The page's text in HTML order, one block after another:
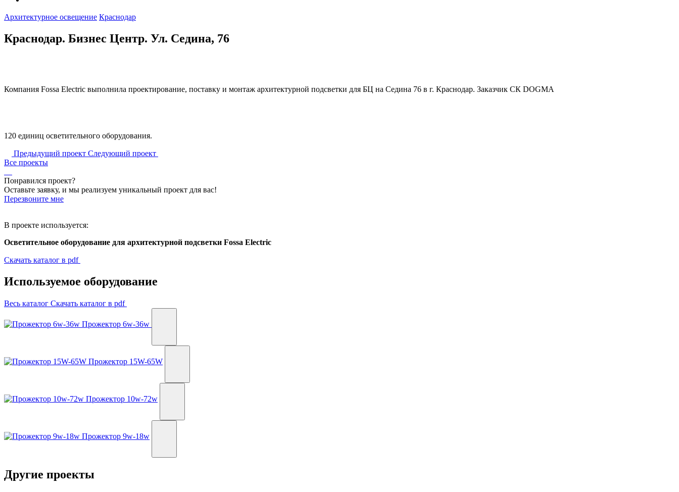
Архитектурное освещение Краснодар
Краснодар. Бизнес Центр. Ул. Седина, 76
Компания Fossa Electric выполнила проектирование, поставку и монтаж архитектурной подсветки для БЦ на Седина 76 в г. Краснодар. Заказчик СК DOGMA
120 единиц осветительного оборудования.
Предыдущий проект Следующий проект
Все проекты
Понравился проект?
Оставьте заявку, и мы реализуем уникальный проект для вас!
Перезвоните мне
В проекте используется:
Осветительное оборудование для архитектурной подсветки Fossa Electric
Скачать каталог в pdf
Используемое оборудование
Весь каталог Скачать каталог в pdf
Прожектор 6w-36w
Прожектор 15W-65W
Прожектор 10w-72w
Прожектор 9w-18w
Другие проекты